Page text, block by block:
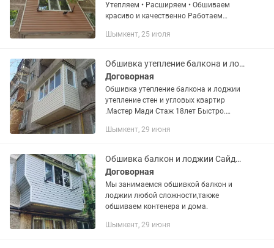
Утепляем • Расширяем • Обшиваем
красиво и качественно Работаем
услуги: ✔ Пластиковые окна ✔
пеноплексом ✔...
Шымкент, 25 июля
Обшивка утепление балкона и лоджии
Договорная
Обшивка утепление балкона и лоджии
утепление стен и угловых квартир
.Мастер Мади Стаж 18лет Быстро.
нужен качественный материал,
Шымкент, 29 июня
Обшивка балкон и лоджии Сайдинг.
Договорная
Мы занимаемся обшивкой балкон и
лоджии любой сложности,также
обшиваем контенера и дома.
Шымкент, 29 июня